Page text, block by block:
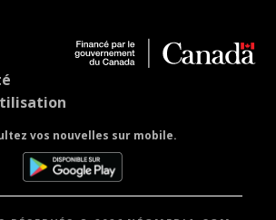
vos nouvelles sur mobile.